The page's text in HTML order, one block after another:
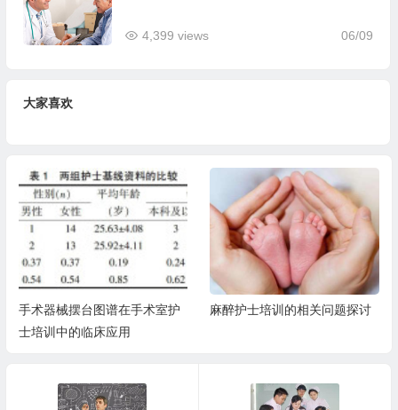
06/09
4,399 views
大家喜欢
手术器械摆台图谱在手术室护
士培训中的临床应用
麻醉护士培训的相关问题探讨